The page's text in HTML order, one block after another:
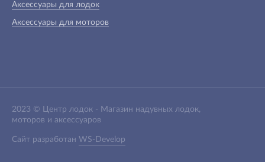
Аксессуары для лодок
Аксессуары для моторов
2023 © Центр лодок - Магазин надувных лодок,
моторов и аксессуаров
Сайт разработан WS-Develop